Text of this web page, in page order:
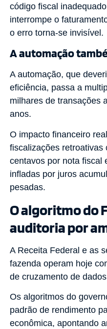
código fiscal
interrompe o
o erro torna-se invisível.
A automação
A automação, que
eficiência, passa a
milhares de transações
anos.
O impacto financeiro
fiscalizações retroativas
centavos por nota fiscal
infladas por juros
pesadas.
O algoritmo do
auditoria por
A Receita Federal e as
fazenda operam hoje
de cruzamento de
Os algoritmos do
padrão de rendimento
econômica, apontando